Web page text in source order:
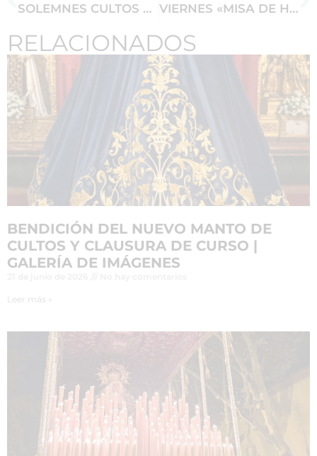
SOLEMNES CULTOS A NUESTRA SEÑORA DE LA PRESENTACIÓN VIERNES «MISA DE HERMANDAD» Y SÁBADO «MISA INFANTIL»
RELACIONADOS
BENDICIÓN DEL NUEVO MANTO DE
CULTOS Y CLAUSURA DE CURSO |
GALERÍA DE IMÁGENES
Leer más »